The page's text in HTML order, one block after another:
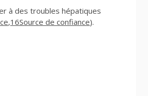
à des troubles hépatiques
,16Source de confiance).